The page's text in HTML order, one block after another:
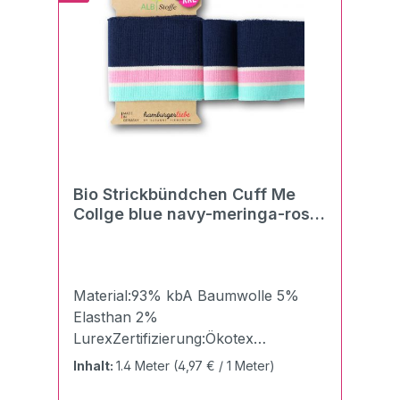
Lycra® Elasthan-Ausrüstung). Der
Bündchenstoff eignet sich auch
Shirts & Pullovern und vielem
mehr.Pflegehinweise:40°C
NormalwäscheBügeln mit Stufe
1Chemische Reinigung möglich
Bio Strickbündchen Cuff Me
Collge blue navy-meringa-rosa
Material:93% kbA Baumwolle 5%
Elasthan 2%
LurexZertifizierung:Ökotex
100Breite:7,5 cmLänge:140
Inhalt: 1.4 Meter (4,97 € / 1 Meter)